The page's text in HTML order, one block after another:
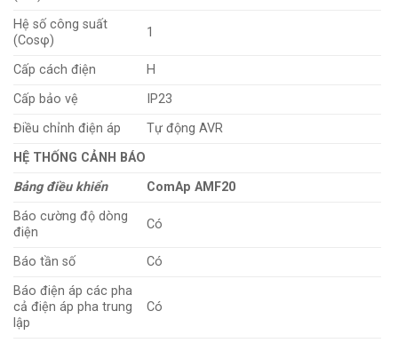
Hệ số công suất
(Cosφ)
1
Cấp cách điện
H
Cấp bảo vệ
IP23
Điều chỉnh điện áp
Tự động AVR
HỆ THỐNG CẢNH BÁO
Bảng điều khiển
ComAp AMF20
Báo cường độ dòng
điện
Có
Báo tần số
Có
Báo điện áp các pha
cả điện áp pha trung
lập
Có